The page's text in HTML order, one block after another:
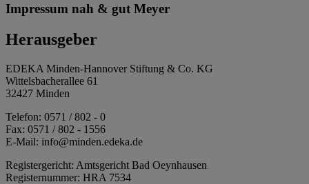
Impressum nah & gut Meyer
Herausgeber
EDEKA Minden-Hannover Stiftung & Co. KG
Wittelsbacherallee 61
32427 Minden
Telefon: 0571 / 802 - 0
Fax: 0571 / 802 - 1556
E-Mail: info@minden.edeka.de
Registergericht: Amtsgericht Bad Oeynhausen
Registernummer: HRA 7534